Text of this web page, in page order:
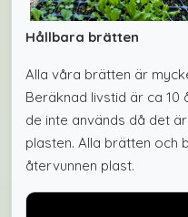
Hållbara brätten
Alla våra brätten är
Beräknad livstid är ca
de inte används då det
plasten. Alla brätten och
återvunnen plast.